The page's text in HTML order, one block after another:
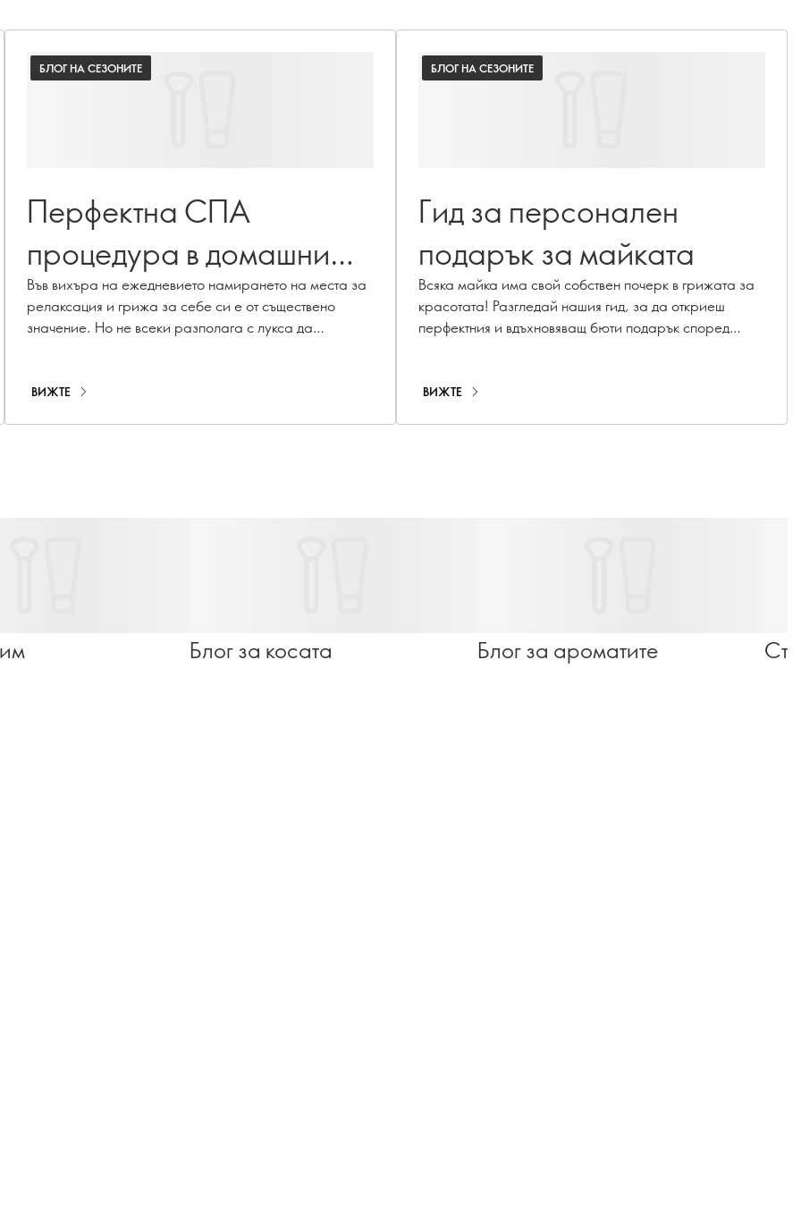
БЛОГ НА СЕЗОНИТЕ
Перфектна СПА
процедура в домашни
условия
Във вихъра на ежедневието намирането на места за
релаксация и грижа за себе си е от съществено
значение. Но не всеки разполага с лукса да
превърне рутинния ви душ в луксозно СПА
ВИЖТЕ
БЛОГ НА СЕЗОНИТЕ
Гид за персонален
подарък за майката
Всяка майка има свой собствен почерк в грижата за
красотата! Разгледай нашия гид, за да откриеш
перфектния и вдъхновяващ бюти подарък според
ВИЖТЕ
Блог за косата Блог за ароматите